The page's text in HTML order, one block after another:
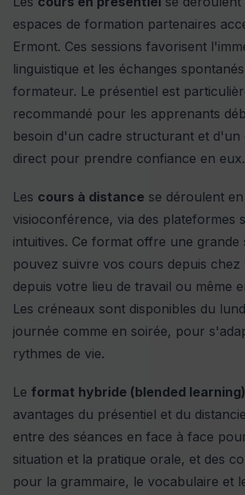
espaces de formation partenaires
Ermont. Ces sessions favorisent
linguistique et les échanges
formateur. Le présentiel est
recommandé pour les apprenants
besoin d'un cadre structurant et d'un
direct pour prendre confiance en eux.
Les cours à distance se déroulent en
visioconférence, via des plateformes
intuitives. Ce format offre une grande
pouvez suivre vos cours depuis chez
depuis votre lieu de travail ou même
Les créneaux sont disponibles du
journée comme en soirée, pour
rythmes de vie.
Le format hybride (blended learning)
avantages du présentiel et du
entre des séances en face à face
situation et la pratique orale, et des
pour la grammaire, le vocabulaire et